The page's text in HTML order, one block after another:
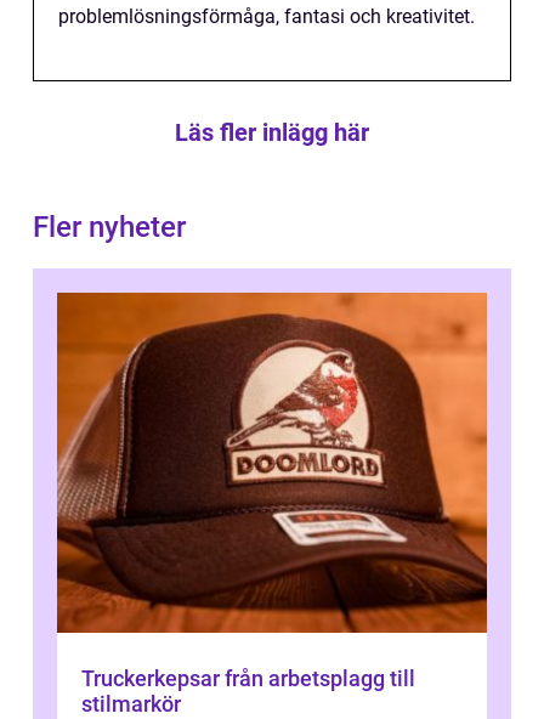
problemlösningsförmåga, fantasi och kreativitet.
Läs fler inlägg här
Fler nyheter
Truckerkepsar från arbetsplagg till
stilmarkör